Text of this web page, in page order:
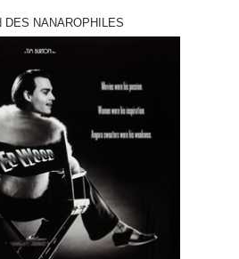
DES NANAROPHILES